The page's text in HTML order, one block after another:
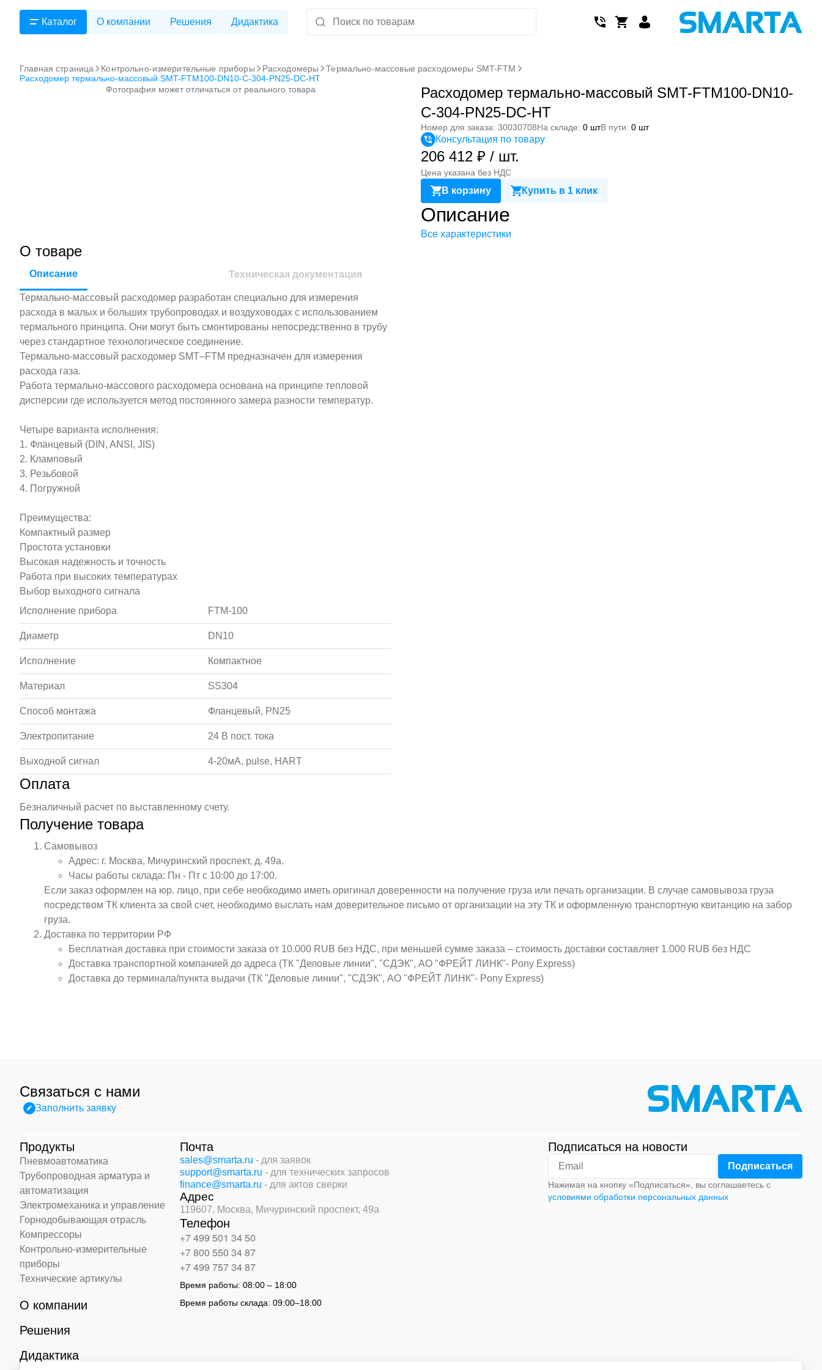
Каталог О компании Решения Дидактика
Главная страница Контрольно-измерительные приборы Расходомеры
Термально-массовые расходомеры SMT-FTM
Расходомер термально-массовый SMT-FTM100-DN10-C-304-PN25-DC-HT
Фотография может отличаться от реального товара
Расходомер термально-массовый SMT-FTM100-DN10-
C-304-PN25-DC-HT
Номер для заказа: 30030708На складе: 0 штВ пути: 0 шт
Консультация по товару
206 412 ₽ / шт.
Цена указана без НДС
В корзину Купить в 1 клик
Описание
Все характеристики
О товаре
Описание Техническая документация
Термально-массовый расходомер разработан специально для измерения
расхода в малых и больших трубопроводах и воздуховодах с использованием
термального принципа. Они могут быть смонтированы непосредственно в трубу
через стандартное технологическое соединение.
Термально-массовый расходомер SMT–FTM предназначен для измерения
расхода газа.
Работа термально-массового расходомера основана на принципе тепловой
дисперсии где используется метод постоянного замера разности температур.
Четыре варианта исполнения:
1. Фланцевый (DIN, ANSI, JIS)
2. Кламповый
3. Резьбовой
4. Погружной
Преимущества:
Компактный размер
Простота установки
Высокая надежность и точность
Работа при высоких температурах
Выбор выходного сигнала
Исполнение прибора
FTM-100
Диаметр DN10
Исполнение Компактное
Материал SS304
Способ монтажа Фланцевый, PN25
Электропитание 24 В пост. тока
Выходной сигнал 4-20мА, pulse, HART
Оплата
Безналичный расчет по выставленному счету.
Получение товара
Самовывоз
Адрес: г. Москва, Мичуринский проспект, д. 49а.
Часы работы склада: Пн - Пт с 10:00 до 17:00.
Если заказ оформлен на юр. лицо, при себе необходимо иметь оригинал доверенности на получение груза или печать организации. В случае самовывоза груза
посредством ТК клиента за свой счет, необходимо выслать нам доверительное письмо от организации на эту ТК и оформленную транспортную квитанцию на забор
груза.
Доставка по территории РФ
Бесплатная доставка при стоимости заказа от 10.000 RUB без НДС, при меньшей сумме заказа – стоимость доставки составляет 1.000 RUB без НДС
Доставка транспортной компанией до адреса (ТК "Деловые линии", "СДЭК", АО "ФРЕЙТ ЛИНК"- Pony Express)
Доставка до терминала/пункта выдачи (ТК "Деловые линии", "СДЭК", АО "ФРЕЙТ ЛИНК"- Pony Express)
Связаться с нами
Заполнить заявку
Продукты
Пневмоавтоматика
Трубопроводная арматура и
автоматизация
Электромеханика и управление
Горнодобывающая отрасль
Компрессоры
Контрольно-измерительные
приборы
Технические артикулы
О компании
Решения
Дидактика
Почта
sales@smarta.ru - для заявок
support@smarta.ru - для технических запросов
finance@smarta.ru - для актов сверки
Адрес
119607, Москва, Мичуринский проспект, 49а
Телефон
+7 499 501 34 50
+7 800 550 34 87
+7 499 757 34 87
Время работы:08:00 – 18:00
Время работы склада:09:00–18:00
Подписаться на новости
Нажимая на кнопку «Подписаться», вы соглашаетесь с
условиями обработки персональных данных